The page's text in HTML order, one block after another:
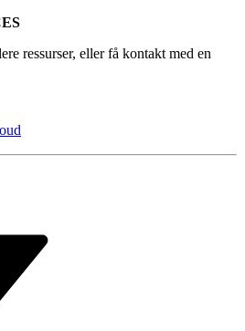
Fjern alle Utført
ressurser, eller få kontakt med en